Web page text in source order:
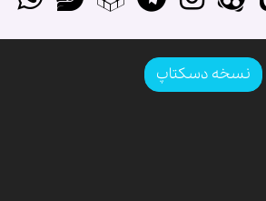
نسخه دسکتاپ